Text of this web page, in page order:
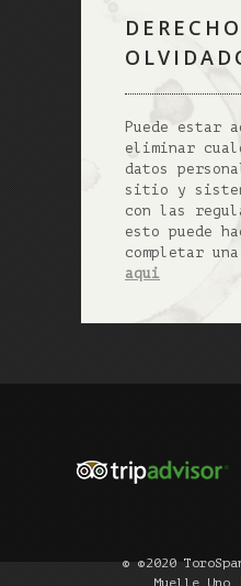
Puede estar
eliminar
datos
sitio y
con las
esto puede
completar
aqui
© ©2020
Muelle Uno